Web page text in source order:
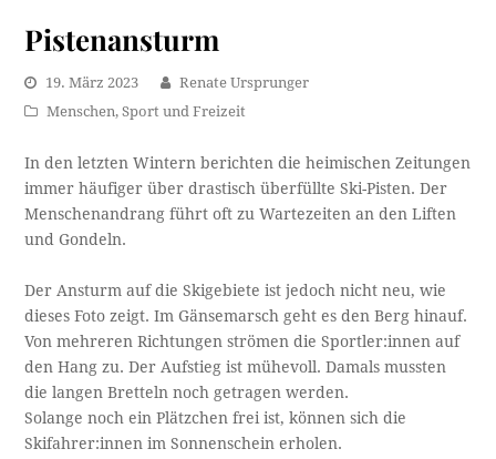
Pistenansturm
19. März 2023
Renate Ursprunger
Menschen,Sport und Freizeit
In den letzten Wintern berichten die heimischen Zeitungen
immer häufiger über drastisch überfüllte Ski-Pisten. Der
Menschenandrang führt oft zu Wartezeiten an den Liften
und Gondeln.
Der Ansturm auf die Skigebiete ist jedoch nicht neu, wie
dieses Foto zeigt. Im Gänsemarsch geht es den Berg hinauf.
Von mehreren Richtungen strömen die Sportler:innen auf
den Hang zu. Der Aufstieg ist mühevoll. Damals mussten
die langen Bretteln noch getragen werden.
Solange noch ein Plätzchen frei ist, können sich die
Skifahrer:innen im Sonnenschein erholen.